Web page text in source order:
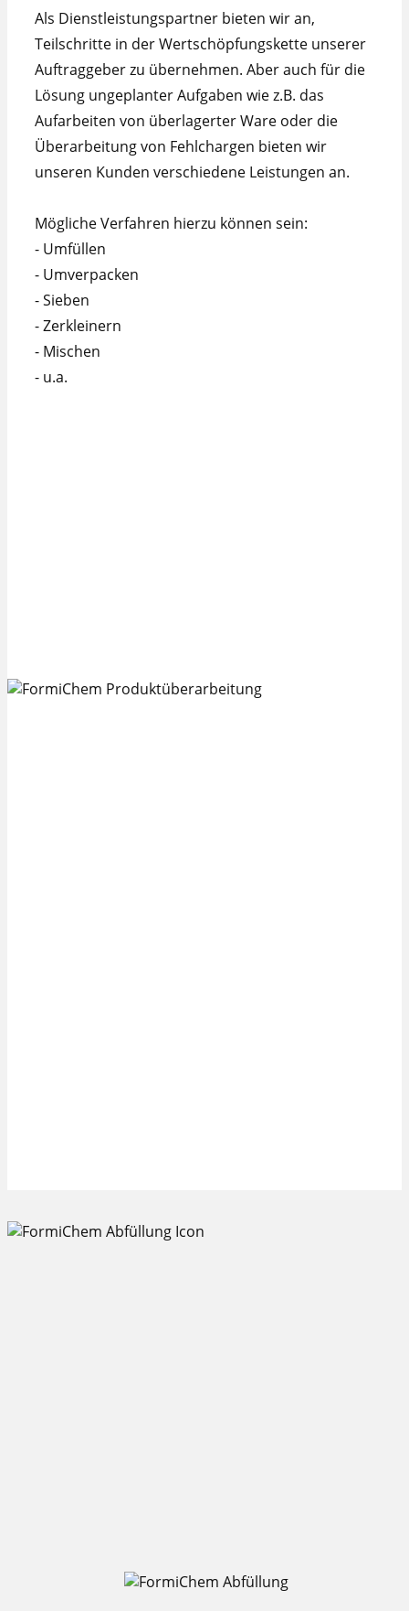
Als Dienstleistungspartner bieten wir an,
Teilschritte in der Wertschöpfungskette unserer
Auftraggeber zu übernehmen. Aber auch für die
Lösung ungeplanter Aufgaben wie z.B. das
Aufarbeiten von überlagerter Ware oder die
Überarbeitung von Fehlchargen bieten wir
unseren Kunden verschiedene Leistungen an.
Mögliche Verfahren hierzu können sein:
- Umfüllen
- Umverpacken
- Sieben
- Zerkleinern
- Mischen
- u.a.